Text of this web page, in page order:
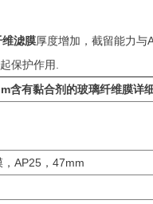
滤膜厚度增加，截留能力
保护作用.
含有黏合剂的玻璃纤维膜详
AP25，47mm